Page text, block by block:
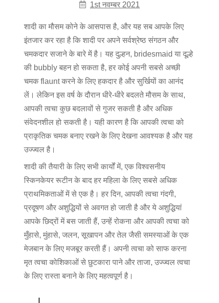
1st नवम्बर 2021
शादी का मौसम कोने के आसपास है, और यह सब आपके लिए
इंतजार कर रहा है कि शादी पर अपने सर्वश्रेष्ठ संगठन और
चमकदार सजाने के बारे में है। यह दुल्हन, bridesmaid या दूल्हे
की bubbly बहन हो सकता है, हर कोई अपनी सबसे अच्छी
चमक flaunt करने के लिए हकदार है और सुर्खियों का आनंद
लें। लेकिन इस वर्ष के दौरान धीरे-धीरे बदलते मौसम के साथ,
आपकी त्वचा कुछ बदलावों से गुजर सकती है और अधिक
संवेदनशील हो सकती है। यही कारण है कि आपकी त्वचा को
प्राकृतिक चमक बनाए रखने के लिए देखना आवश्यक है और यह
उज्ज्वल है।
शादी की तैयारी के लिए सभी कार्यों में, एक विश्वसनीय
स्किनकेयर रूटीन के बाद हर महिला के लिए सबसे अधिक
प्राथमिकताओं में से एक है। हर दिन, आपकी त्वचा गंदगी,
प्रदूषण और अशुद्धियों से अवगत हो जाती है और ये अशुद्धियां
आपके छिद्रों में बस जाती हैं, उन्हें रोकना और आपकी त्वचा को
मुँहासे, मुंहासे, जलन, सूखापन और तेल जैसी समस्याओं के एक
मेजबान के लिए मजबूर करती हैं। अपनी त्वचा को साफ करना
मृत त्वचा कोशिकाओं से छुटकारा पाने और ताजा, उज्ज्वल त्वचा
के लिए रास्ता बनाने के लिए महत्वपूर्ण है।